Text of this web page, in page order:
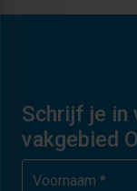
Schrijf je in
vakgebied
Voornaam *